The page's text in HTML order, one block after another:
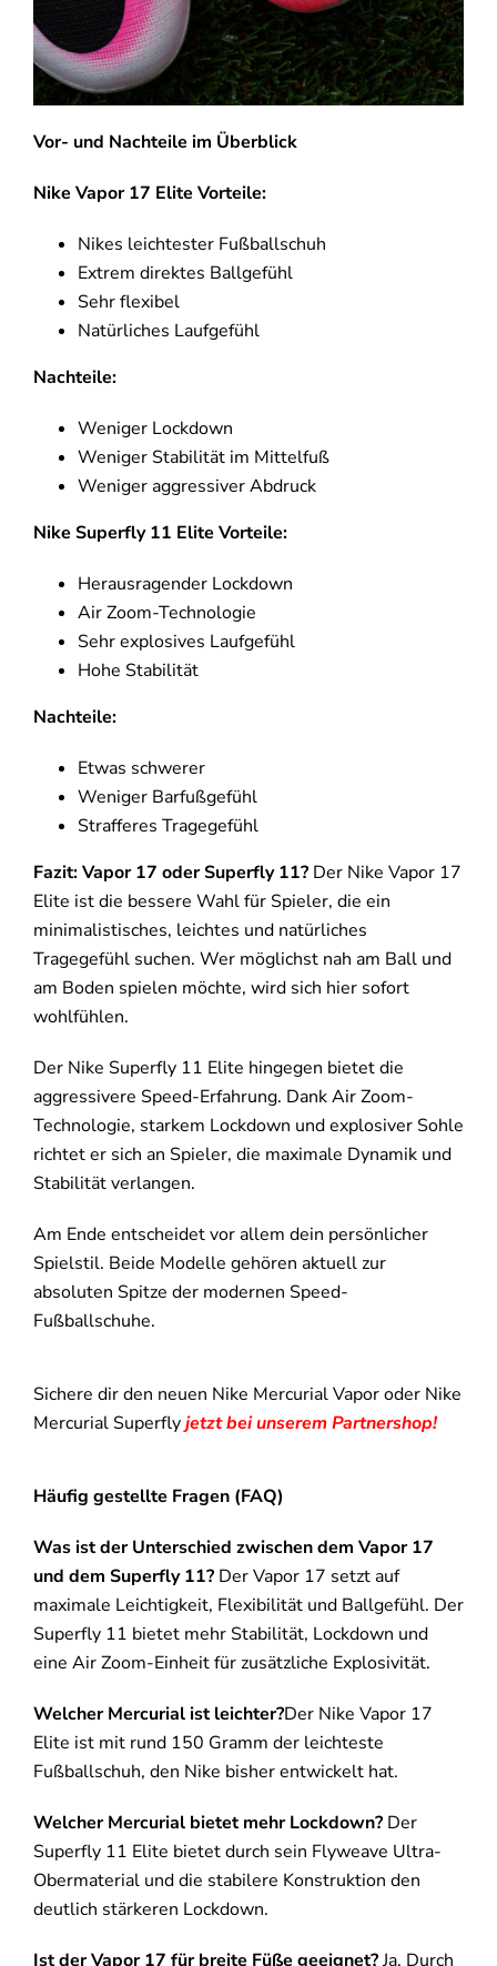
Vor- und Nachteile im Überblick
Nike Vapor 17 Elite Vorteile:
Nikes leichtester Fußballschuh
Extrem direktes Ballgefühl
Sehr flexibel
Natürliches Laufgefühl
Nachteile:
Weniger Lockdown
Weniger Stabilität im Mittelfuß
Weniger aggressiver Abdruck
Nike Superfly 11 Elite Vorteile:
Herausragender Lockdown
Air Zoom-Technologie
Sehr explosives Laufgefühl
Hohe Stabilität
Nachteile:
Etwas schwerer
Weniger Barfußgefühl
Strafferes Tragegefühl
Fazit: Vapor 17 oder Superfly 11? Der Nike Vapor 17
Elite ist die bessere Wahl für Spieler, die ein
minimalistisches, leichtes und natürliches
Tragegefühl suchen. Wer möglichst nah am Ball und
am Boden spielen möchte, wird sich hier sofort
wohlfühlen.
Der Nike Superfly 11 Elite hingegen bietet die
aggressivere Speed-Erfahrung. Dank Air Zoom-
Technologie, starkem Lockdown und explosiver Sohle
richtet er sich an Spieler, die maximale Dynamik und
Stabilität verlangen.
Am Ende entscheidet vor allem dein persönlicher
Spielstil. Beide Modelle gehören aktuell zur
absoluten Spitze der modernen Speed-
Fußballschuhe.
Sichere dir den neuen Nike Mercurial Vapor oder Nike
Mercurial Superflyjetzt bei unserem Partnershop!
Häufig gestellte Fragen (FAQ)
Was ist der Unterschied zwischen dem Vapor 17
und dem Superfly 11? Der Vapor 17 setzt auf
maximale Leichtigkeit, Flexibilität und Ballgefühl. Der
Superfly 11 bietet mehr Stabilität, Lockdown und
eine Air Zoom-Einheit für zusätzliche Explosivität.
Welcher Mercurial ist leichter?Der Nike Vapor 17
Elite ist mit rund 150 Gramm der leichteste
Fußballschuh, den Nike bisher entwickelt hat.
Welcher Mercurial bietet mehr Lockdown? Der
Superfly 11 Elite bietet durch sein Flyweave Ultra-
Obermaterial und die stabilere Konstruktion den
deutlich stärkeren Lockdown.
Ist der Vapor 17 für breite Füße geeignet?Ja. Durch